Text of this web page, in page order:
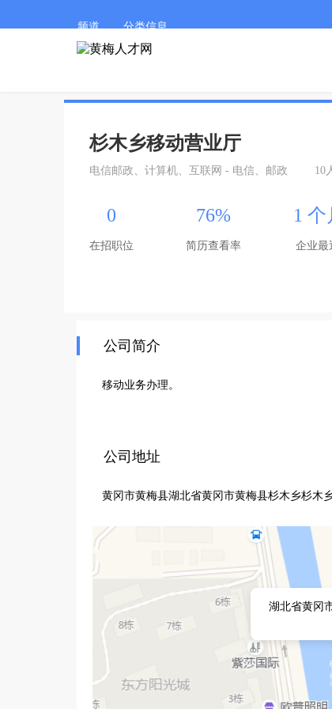
频道 分类信息
杉木乡移动营业厅
电信邮政、计算机、互联网 - 电信、邮政 10
0
在招职位
76%
简历查看率
1 个
企业最
公司简介
移动业务办理。
公司地址
黄冈市黄梅县湖北省黄冈市黄梅县杉木乡杉木
湖北省黄冈